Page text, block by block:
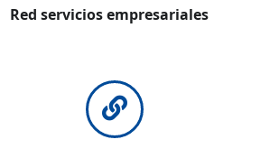
Red servicios empresariales